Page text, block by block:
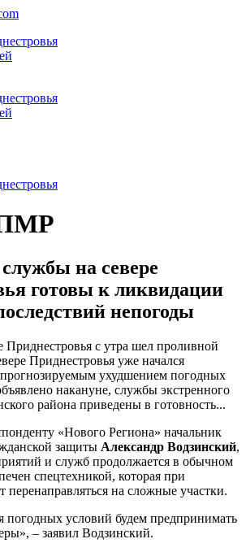
ПМР
на севере
готовы к ликвидации
непогоды
Приднестровья с утра шел проливной
Приднестровья уже начался
прогнозируемым ухудшением погодных
накануне, службы экстренного
района приведены в готовность...
«Нового Региона» начальник
защиты Александр Водзинский,
и служб продолжается в обычном
спецтехникой, которая при
перенаправляться на сложные участки.
погодных условий будем предпринимать
– заявил Водзинский.